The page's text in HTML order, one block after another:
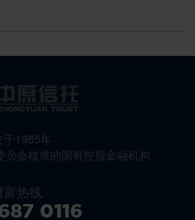
于1985年
员会核准的国有控股金融机构
富热线
0116